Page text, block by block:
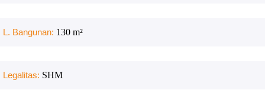
L. Bangunan: 130 m²
Legalitas: SHM